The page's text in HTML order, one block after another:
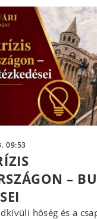
09:53
–
hőség és a